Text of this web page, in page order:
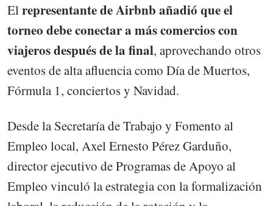
Elrepresentante de Airbnb añadió que el
torneo debe conectar a más comercios con
viajeros después de la final, aprovechando otros
eventos de alta afluencia como Día de Muertos,
Fórmula 1, conciertos y Navidad.
Desde la Secretaría de Trabajo y Fomento al
Empleo local, Axel Ernesto Pérez Garduño,
director ejecutivo de Programas de Apoyo al
Empleo vinculó la estrategia con la formalización